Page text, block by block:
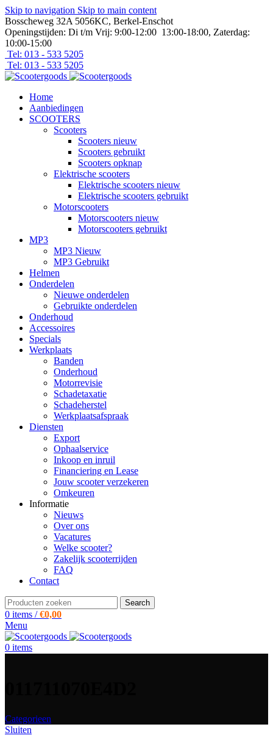
Skip to navigation Skip to main content
Bosscheweg 32A 5056KC, Berkel-Enschot
Openingstijden: Di t/m Vrij: 9:00-12:00 13:00-18:00, Zaterdag:
10:00-15:00
Tel: 013 - 533 5205
Tel: 013 - 533 5205
Home
Aanbiedingen
SCOOTERS
Scooters
Scooters nieuw
Scooters gebruikt
Scooters opknap
Elektrische scooters
Elektrische scooters nieuw
Elektrische scooters gebruikt
Motorscooters
Motorscooters nieuw
Motorscooters gebruikt
MP3
MP3 Nieuw
MP3 Gebruikt
Helmen
Onderdelen
Nieuwe onderdelen
Gebruikte onderdelen
Onderhoud
Accessoires
Specials
Werkplaats
Banden
Onderhoud
Motorrevisie
Schadetaxatie
Schadeherstel
Werkplaatsafspraak
Diensten
Export
Ophaalservice
Inkoop en inruil
Financiering en Lease
Jouw scooter verzekeren
Omkeuren
Informatie
Nieuws
Over ons
Vacatures
Welke scooter?
Zakelijk scooterrijden
FAQ
Contact
Search
0 items / €0,00
Menu
0 items
Categorieen
Sluiten